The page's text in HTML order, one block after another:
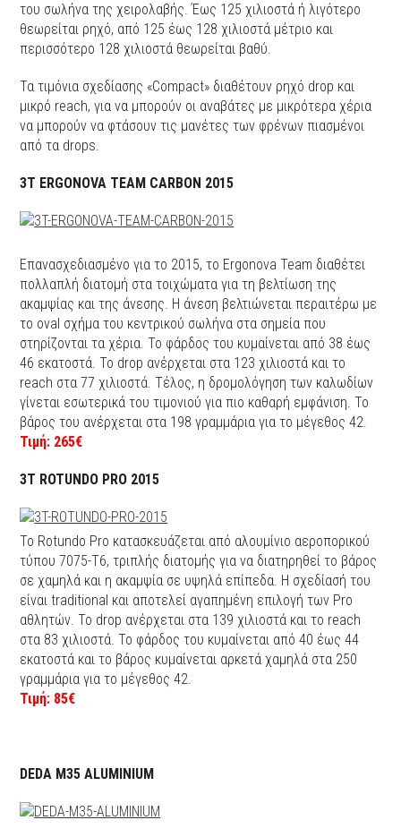
του σωλήνα της χειρολαβής. Έως 125 χιλιοστά ή λιγότερο
θεωρείται ρηχό, από 125 έως 128 χιλιοστά μέτριο και
περισσότερο 128 χιλιοστά θεωρείται βαθύ.
Τα τιμόνια σχεδίασης «Compact» διαθέτουν ρηχό drop και
μικρό reach, για να μπορούν οι αναβάτες με μικρότερα χέρια
να μπορούν να φτάσουν τις μανέτες των φρένων πιασμένοι
από τα drops.
3T ERGONOVA TEAM CARBON 2015
Επανασχεδιασμένο για το 2015, το Ergonova Team διαθέτει
πολλαπλή διατομή στα τοιχώματα για τη βελτίωση της
ακαμψίας και της άνεσης. Η άνεση βελτιώνεται περαιτέρω με
το oval σχήμα του κεντρικού σωλήνα στα σημεία που
στηρίζονται τα χέρια. Το φάρδος του κυμαίνεται από 38 έως
46 εκατοστά. Το drop ανέρχεται στα 123 χιλιοστά και το
reach στα 77 χιλιοστά. Τέλος, η δρομολόγηση των καλωδίων
γίνεται εσωτερικά του τιμονιού για πιο καθαρή εμφάνιση. Το
βάρος του ανέρχεται στα 198 γραμμάρια για το μέγεθος 42.
Τιμή: 265€
3T ROTUNDO PRO 2015
Το Rotundo Pro κατασκευάζεται από αλουμίνιο αεροπορικού
τύπου 7075-Τ6, τριπλής διατομής για να διατηρηθεί το βάρος
σε χαμηλά και η ακαμψία σε υψηλά επίπεδα. Η σχεδίασή του
είναι traditional και αποτελεί αγαπημένη επιλογή των Pro
αθλητών. Το drop ανέρχεται στα 139 χιλιοστά και το reach
στα 83 χιλιοστά. Το φάρδος του κυμαίνεται από 40 έως 44
εκατοστά και το βάρος κυμαίνεται αρκετά χαμηλά στα 250
γραμμάρια για το μέγεθος 42.
Τιμή: 85€
DEDA M35 ALUMINIUM